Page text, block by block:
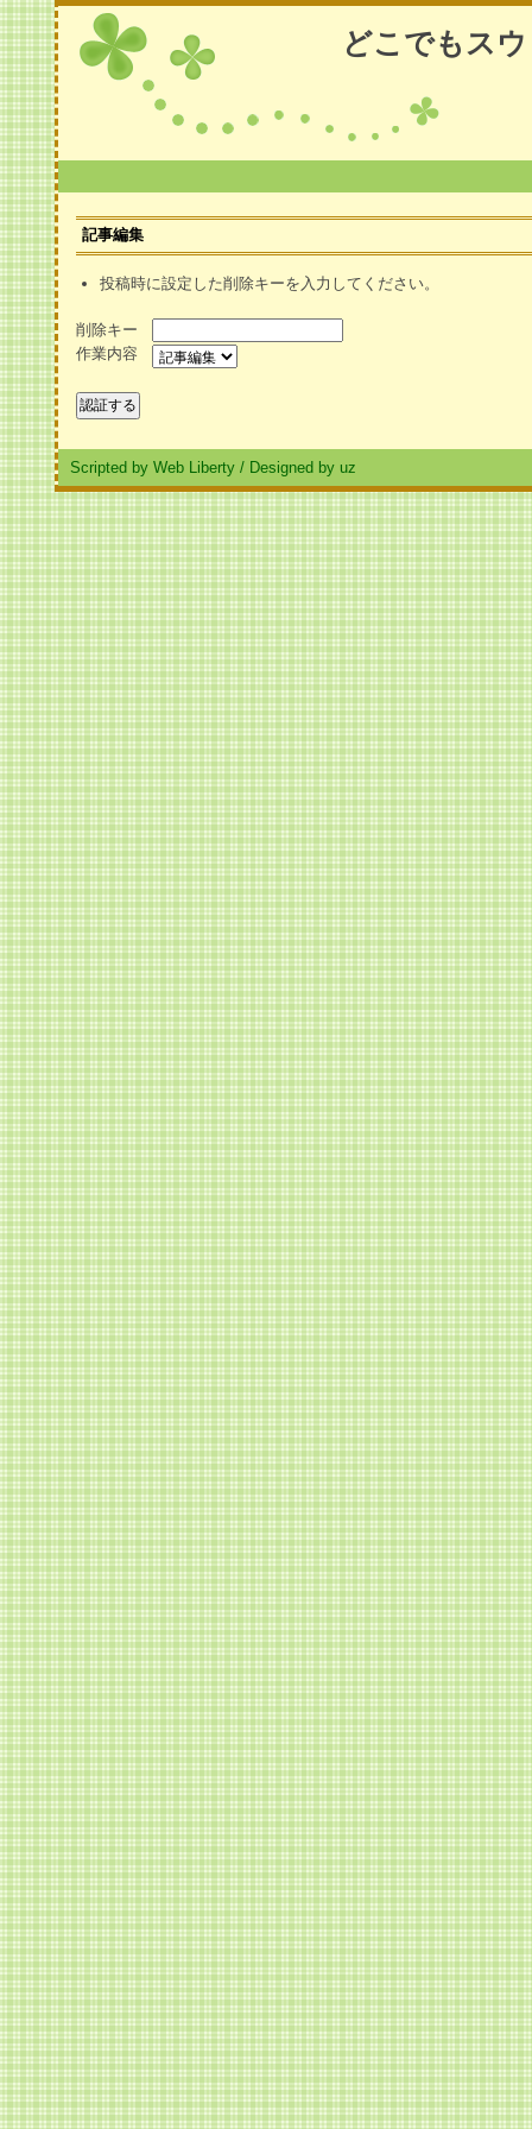
どこでもス
記事編集
投稿時に設定した削除キーを入力してください。
削除キー
作業内容
Scripted by Web Liberty / Designed by uz